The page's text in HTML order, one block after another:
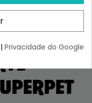
| Privacidade do Google